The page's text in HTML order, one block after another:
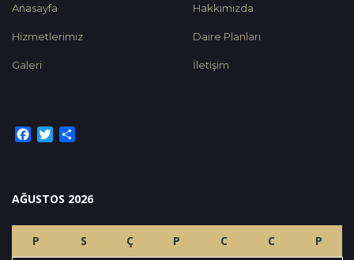
Anasayfa Hakkımızda
Hizmetlerimiz Daire Planları
Galeri İletişim
Facebook
Twitter
AĞUSTOS 2026
P S Ç P C C P